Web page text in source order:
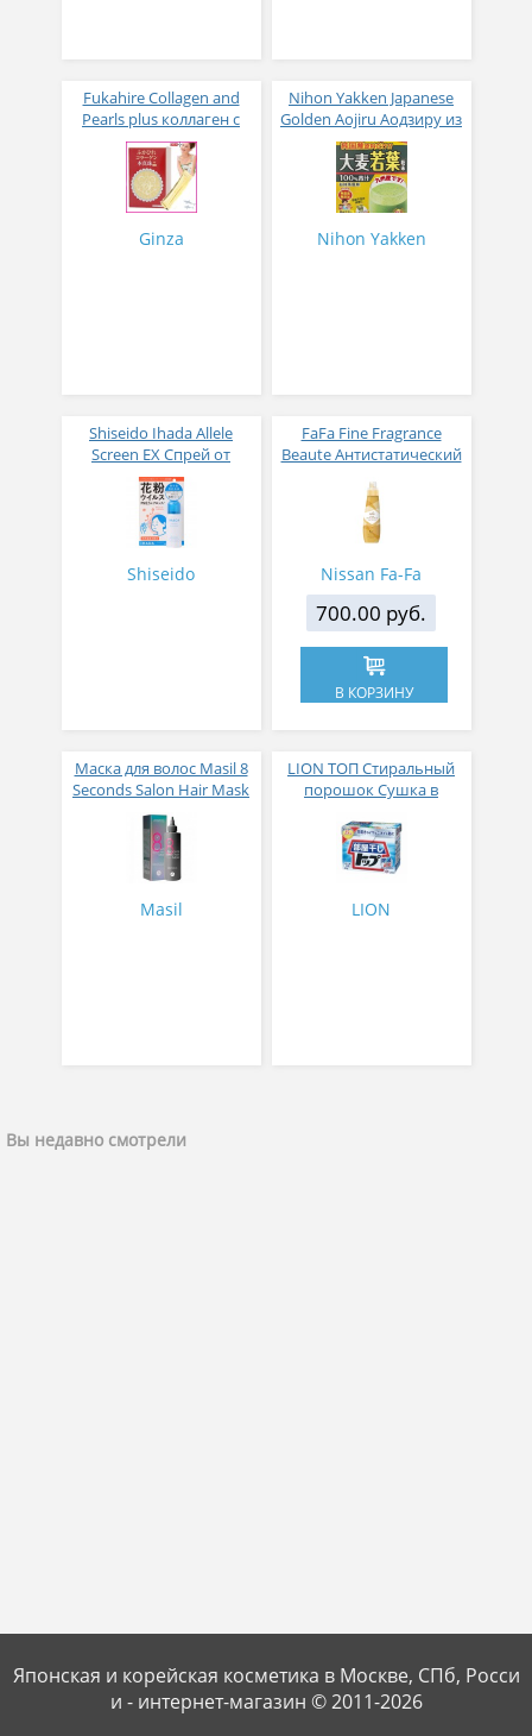
Fukahire Collagen and
Pearls plus коллаген с
жемчужным порошком
№ 30
Ginza
Nihon Yakken Japanese
Golden Aojiru Аодзиру из
листьев молодого
ячменя
Nihon Yakken
Shiseido Ihada Allele
Screen EX Спрей от
вирусов и аллергий 50
гр
Shiseido
FaFa Fine Fragrance
Beaute Антистатический
с ароматом цветов,
мускуса и сандалового
дерева 600 мл
Nissan Fa-Fa
700.00 руб.
В КОРЗИНУ
Маска для волос Masil 8
Seconds Salon Hair Mask
200 мл
Masil
LION ТОП Стиральный
порошок Сушка в
гр
LION
Вы недавно смотрели
Японская и корейская косметика в Москве, СПб, Росси
и - интернет-магазин © 2011-2026